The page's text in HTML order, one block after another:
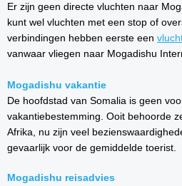
Er zijn geen directe vluchten naar
kunt wel vluchten met een stop of
verbindingen hebben eerste een
vanwaar vliegen naar Mogadishu
Mogadishu vakantie
De hoofdstad van Somalia is geen
vakantiebestemming. Ooit behoorde
Afrika, nu zijn veel
gevaarlijk voor de gemiddelde toerist.
Mogadishu reisadvies